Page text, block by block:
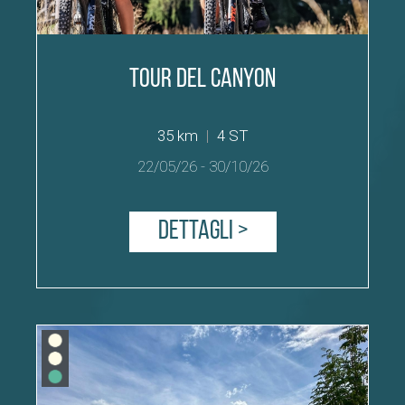
Tour del Canyon
35 km | 4 ST
22/05/26- 30/10/26
Dettagli >